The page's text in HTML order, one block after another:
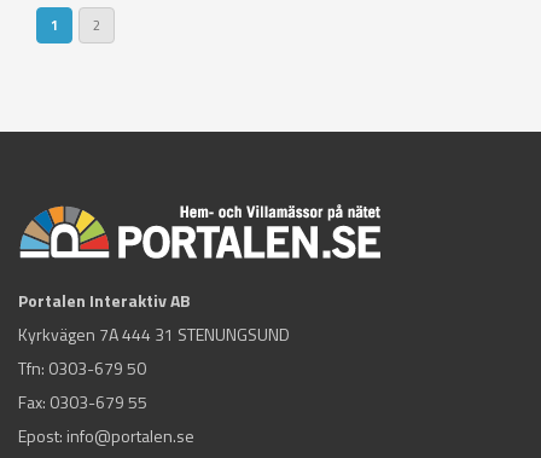
Sidor
1 2
Portalen Interaktiv AB
Kyrkvägen 7A 444 31 STENUNGSUND
Tfn: 0303-679 50
Fax: 0303-679 55
Epost: info@portalen.se